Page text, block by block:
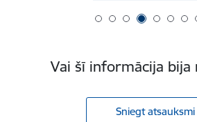
Vai šī informācija bija
Sniegt atsauksmi